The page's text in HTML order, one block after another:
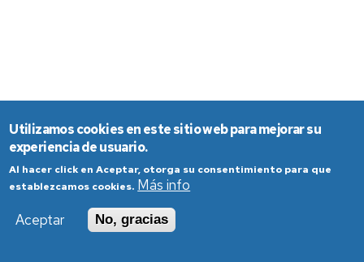
Utilizamos cookies en este sitio web para mejorar su
experiencia de usuario.
Al hacer click en Aceptar, otorga su consentimiento para que
establezcamos cookies. Más info
Aceptar
No, gracias